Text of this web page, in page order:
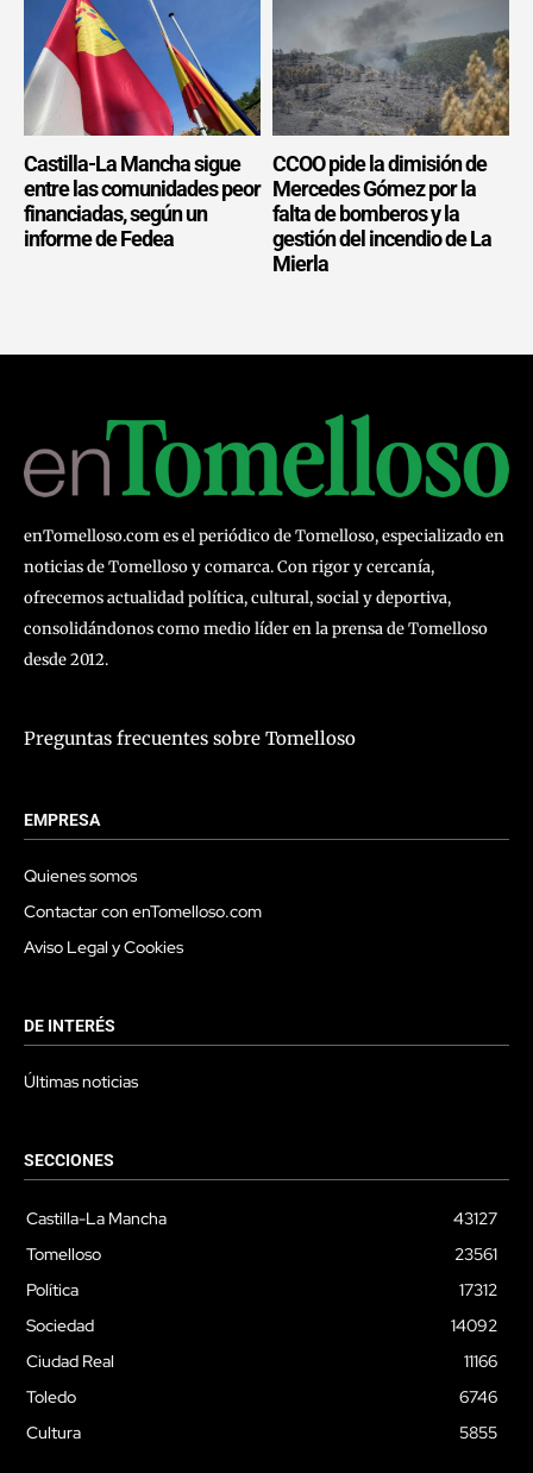
Castilla-La Mancha sigue
entre las comunidades peor
financiadas, según un
informe de Fedea
CCOO pide la dimisión de
Mercedes Gómez por la
falta de bomberos y la
gestión del incendio de La
Mierla
enTomelloso.com es el periódico de Tomelloso, especializado en
noticias de Tomelloso y comarca. Con rigor y cercanía,
ofrecemos actualidad política, cultural, social y deportiva,
consolidándonos como medio líder en la prensa de Tomelloso
desde 2012.
Preguntas frecuentes sobre Tomelloso
EMPRESA
Quienes somos
Contactar con enTomelloso.com
Aviso Legal y Cookies
DE INTERÉS
Últimas noticias
SECCIONES
Castilla-La Mancha
43127
Tomelloso
23561
Política
17312
Sociedad
14092
Ciudad Real
11166
Toledo
6746
Cultura
5855